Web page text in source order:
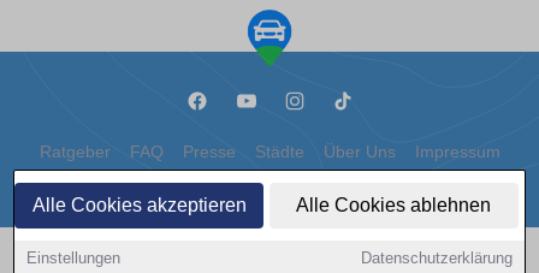
Alle Cookies akzeptieren Alle Cookies ablehnen
Einstellungen Datenschutzerklärung
Ratgeber FAQ Presse Städte Über Uns Impressum
Datenschutz Cookies
Copyright © 2000 - 2026 | 1A Infosysteme GmbH | Content by: 1a-sites-autos